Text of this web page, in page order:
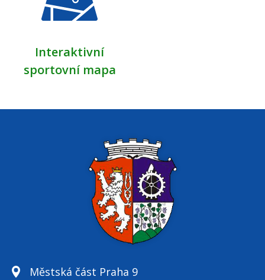
Interaktivní
sportovní mapa
Městská část Praha 9